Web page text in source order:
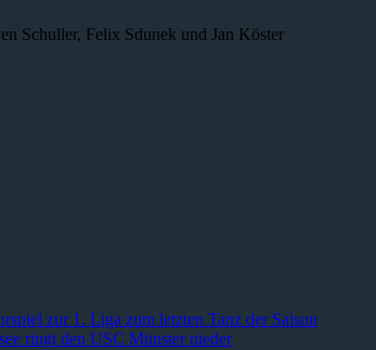
Schuller, Felix Sdunek und Jan Köster
zur 1. Liga zum letzten Tanz der Saison
ringt den USC Münster nieder